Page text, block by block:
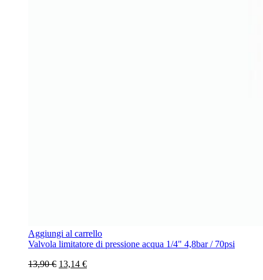
Aggiungi al carrello
Valvola limitatore di pressione acqua 1/4" 4,8bar / 70psi
13,90 € 13,14 €